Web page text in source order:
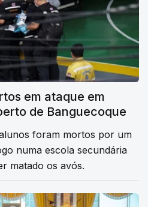
em ataque em
de Banguecoque
foram mortos por um
numa escola secundária
matado os avós.